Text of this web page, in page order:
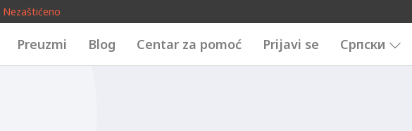
Nezaštićeno
Preuzmi Blog Centar za pomoć Prijavi se Српски